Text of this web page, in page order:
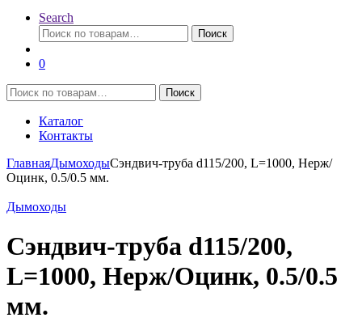
Search
Искать:
Поиск
0
Искать:
Поиск
Каталог
Контакты
ГлавнаяДымоходыСэндвич-труба d115/200, L=1000, Нерж/
Оцинк, 0.5/0.5 мм.
Дымоходы
Сэндвич-труба d115/200,
L=1000, Нерж/Оцинк, 0.5/0.5
мм.